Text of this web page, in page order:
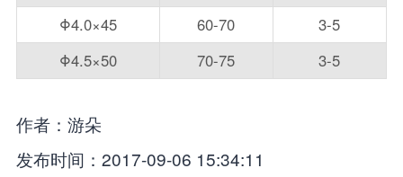
Φ4.0×45
60-70
3-5
Φ4.5×50
70-75 3-5
作者：游朵
发布时间：2017-09-06 15:34:11